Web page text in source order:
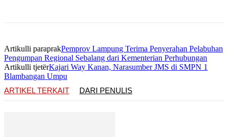
Artikulli paraprakPemprov Lampung Terima Penyerahan Pelabuhan
Pengumpan Regional Sebalang dari Kementerian Perhubungan
Artikulli tjetërKajari Way Kanan, Narasumber JMS di SMPN 1
Blambangan Umpu
ARTIKEL TERKAIT
DARI PENULIS